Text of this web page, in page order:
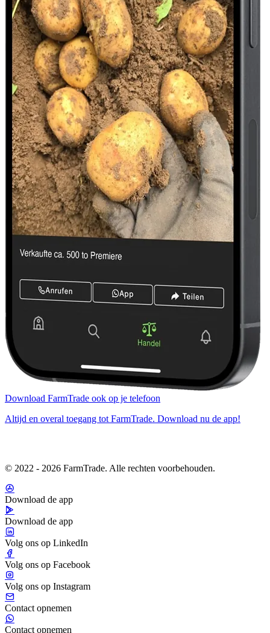
Download FarmTrade ook op je telefoon
Altijd en overal toegang tot FarmTrade. Download nu de app!
© 2022 - 2026 FarmTrade. Alle rechten voorbehouden.
Download de app
Download de app
Volg ons op LinkedIn
Volg ons op Facebook
Volg ons op Instagram
Contact opnemen
Contact opnemen